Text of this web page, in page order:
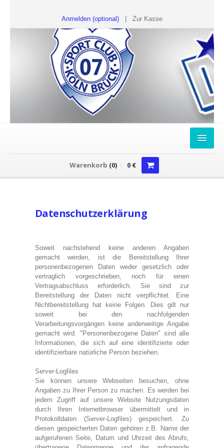
Anmelden (optional) Zur Kasse
FANSHOP
Gläser & Tassen & Krüge
Kochen & Grillen
Aufkleber & Handys & Mousepads
Taschen
Polo`s & Hemden
Wimpel & Fanschal & Schirme
Kappen & Mützen
Alles fürs Bad
Leinwände und Kissen
Alles für die Kids
Jacken
Long Sleeve & Tank Top
Warenkorb (0) 0€
Datenschutzerklärung
Soweit nachstehend keine anderen Angaben
gemacht werden, ist die Bereitstellung Ihrer
personenbezogenen Daten weder gesetzlich oder
vertraglich vorgeschrieben, noch für einen
Vertragsabschluss erforderlich. Sie sind zur
Bereitstellung der Daten nicht verpflichtet. Eine
Nichtbereitstellung hat keine Folgen. Dies gilt nur
soweit bei den nachfolgenden
Verarbeitungsvorgängen keine anderweitige Angabe
gemacht wird. "Personenbezogene Daten" sind alle
Informationen, die sich auf eine identifizierte oder
identifizierbare natürliche Person beziehen.
Server-Logfiles
Sie können unsere Webseiten besuchen, ohne
Angaben zu Ihrer Person zu machen. Es werden bei
jedem Zugriff auf unsere Website Nutzungsdaten
durch Ihren Internetbrowser übermittelt und in
Protokolldaten (Server-Logfiles) gespeichert. Zu
diesen gespeicherten Daten gehören z.B. Name der
aufgerufenen Seite, Datum und Uhrzeit des Abrufs,